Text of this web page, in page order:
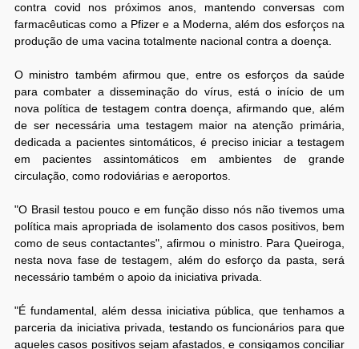
contra covid nos próximos anos, mantendo conversas com
farmacêuticas como a Pfizer e a Moderna, além dos esforços na
produção de uma vacina totalmente nacional contra a doença.
O ministro também afirmou que, entre os esforços da saúde
para combater a disseminação do vírus, está o início de um
nova política de testagem contra doença, afirmando que, além
de ser necessária uma testagem maior na atenção primária,
dedicada a pacientes sintomáticos, é preciso iniciar a testagem
em pacientes assintomáticos em ambientes de grande
circulação, como rodoviárias e aeroportos.
"O Brasil testou pouco e em função disso nós não tivemos uma
política mais apropriada de isolamento dos casos positivos, bem
como de seus contactantes", afirmou o ministro. Para Queiroga,
nesta nova fase de testagem, além do esforço da pasta, será
necessário também o apoio da iniciativa privada.
"É fundamental, além dessa iniciativa pública, que tenhamos a
parceria da iniciativa privada, testando os funcionários para que
aqueles casos positivos sejam afastados, e consigamos conciliar